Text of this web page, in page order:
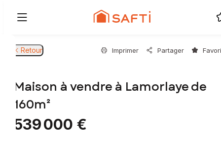
Retour Imprimer Partager
Maison à vendre à Lamorlaye de
160m²
539 000 €